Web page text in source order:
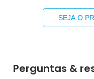
SEJA O
Perguntas &